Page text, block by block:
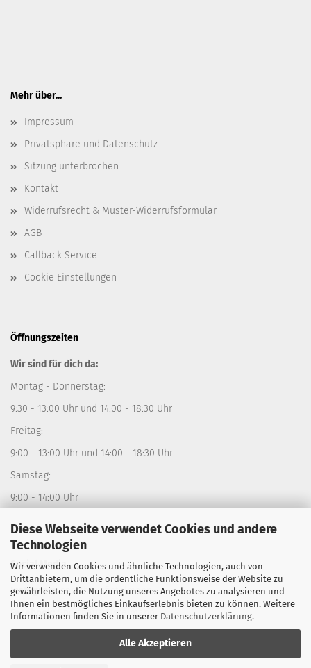
Diese Webseite verwendet Cookies und andere
Technologien
Wir verwenden Cookies und ähnliche Technologien, auch von
Drittanbietern, um die ordentliche Funktionsweise der Website zu
gewährleisten, die Nutzung unseres Angebotes zu analysieren und
Ihnen ein bestmögliches Einkaufserlebnis bieten zu können. Weitere
Informationen finden Sie in unserer Datenschutzerklärung.
Alle Akzeptieren
Mehr über...
Impressum
Privatsphäre und Datenschutz
Sitzung unterbrochen
Kontakt
Widerrufsrecht & Muster-Widerrufsformular
AGB
Callback Service
Cookie Einstellungen
Öffnungszeiten
Wir sind für dich da:
Montag - Donnerstag:
9:30 - 13:00 Uhr und 14:00 - 18:30 Uhr
Freitag:
9:00 - 13:00 Uhr und 14:00 - 18:30 Uhr
Samstag:
9:00 - 14:00 Uhr
Social Media
Instagram:sporthausfistelmann
Facebook: Sporthaus Fistelmann